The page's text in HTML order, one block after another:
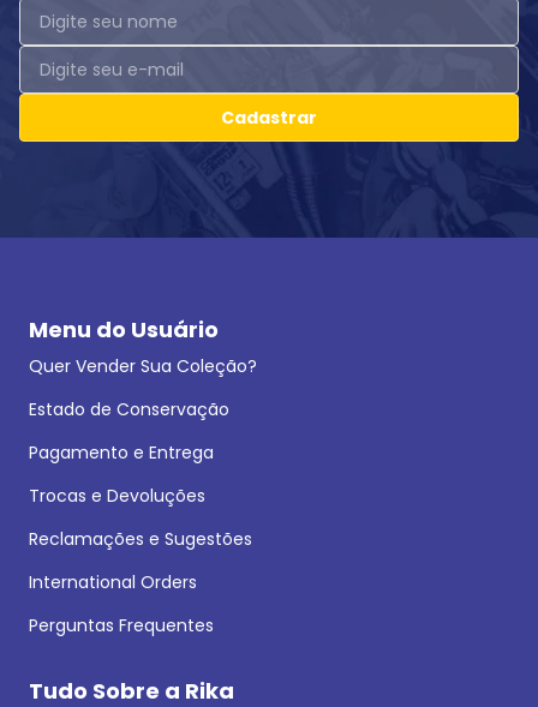
Cadastrar
Menu do Usuário
Quer Vender Sua Coleção?
Estado de Conservação
Pagamento e Entrega
Trocas e Devoluções
Reclamações e Sugestões
International Orders
Perguntas Frequentes
Tudo Sobre a Rika